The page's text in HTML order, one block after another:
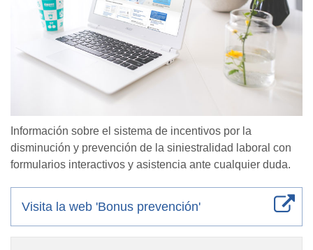
Información sobre el sistema de incentivos por la
disminución y prevención de la siniestralidad laboral con
formularios interactivos y asistencia ante cualquier duda.
Visita la web 'Bonus prevención'